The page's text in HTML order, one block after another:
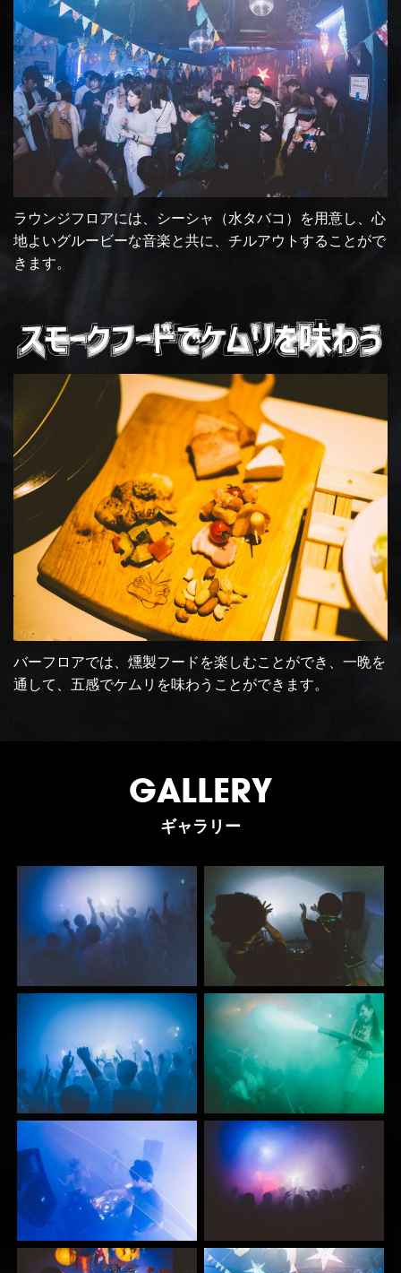
ラウンジフロアには、シーシャ（水タバコ）を用意し、心
地よいグルービーな音楽と共に、チルアウトすることがで
きます。
バーフロアでは、燻製フードを楽しむことができ、一晩を
通して、五感でケムリを味わうことができます。
GALLERY
ギャラリー